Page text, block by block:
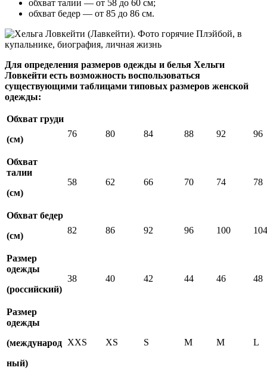
обхват талии — от 58 до 60 см;
обхват бедер — от 85 до 86 см.
Для определения размеров одежды и белья Хельги
Ловкейти есть возможность воспользоваться
существующими таблицами типовых размеров женской
одежды:
Обхват груди
(см)
76 80 84 88 92 96
Обхват
талии
(см)
58 62 66 70 74 78
Обхват бедер
(см)
82 86 92 96 100 104
Размер
одежды
(российский)
38 40 42 44 46 48
Размер
одежды
(международ
ный)
XXS XS S M M L